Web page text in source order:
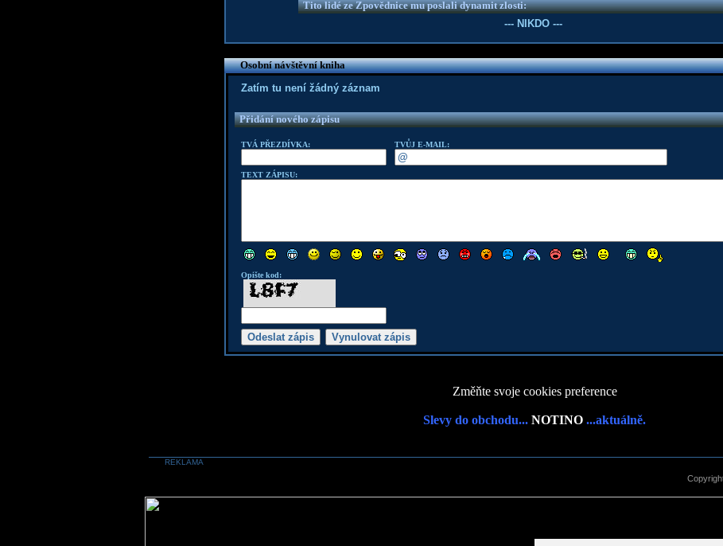
Tito lidé ze Zpovědnice mu poslali dynamit zlosti:
--- NIKDO ---
Osobní návštěvní kniha
Zatím tu není žádný záznam
Přidání nového zápisu
TVÁ PŘEZDÍVKA: TVŮJ E-MAIL:
TEXT ZÁPISU:
Opište kod:
Změňte svoje cookies preference
Slevy do obchodu... NOTINO ...aktuálně.
REKLAMA